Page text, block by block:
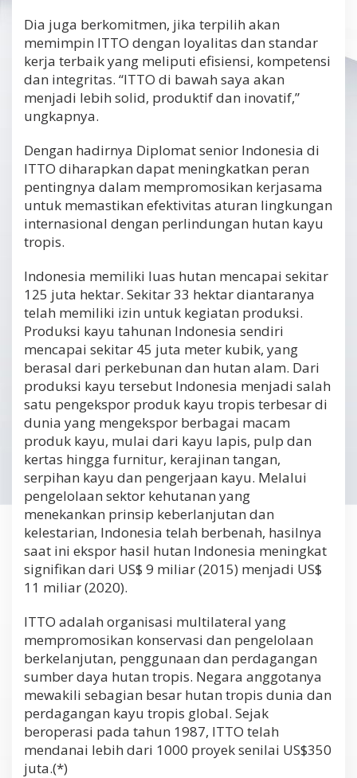
Dia juga berkomitmen, jika terpilih akan
memimpin ITTO dengan loyalitas dan standar
kerja terbaik yang meliputi efisiensi, kompetensi
dan integritas. “ITTO di bawah saya akan
menjadi lebih solid, produktif dan inovatif,”
ungkapnya.
Dengan hadirnya Diplomat senior Indonesia di
ITTO diharapkan dapat meningkatkan peran
pentingnya dalam mempromosikan kerjasama
untuk memastikan efektivitas aturan lingkungan
internasional dengan perlindungan hutan kayu
tropis.
Indonesia memiliki luas hutan mencapai sekitar
125 juta hektar. Sekitar 33 hektar diantaranya
telah memiliki izin untuk kegiatan produksi.
Produksi kayu tahunan Indonesia sendiri
mencapai sekitar 45 juta meter kubik, yang
berasal dari perkebunan dan hutan alam. Dari
produksi kayu tersebut Indonesia menjadi salah
satu pengekspor produk kayu tropis terbesar di
dunia yang mengekspor berbagai macam
produk kayu, mulai dari kayu lapis, pulp dan
kertas hingga furnitur, kerajinan tangan,
serpihan kayu dan pengerjaan kayu. Melalui
pengelolaan sektor kehutanan yang
menekankan prinsip keberlanjutan dan
kelestarian, Indonesia telah berbenah, hasilnya
saat ini ekspor hasil hutan Indonesia meningkat
signifikan dari US$ 9 miliar (2015) menjadi US$
11 miliar (2020).
ITTO adalah organisasi multilateral yang
mempromosikan konservasi dan pengelolaan
berkelanjutan, penggunaan dan perdagangan
sumber daya hutan tropis. Negara anggotanya
mewakili sebagian besar hutan tropis dunia dan
perdagangan kayu tropis global. Sejak
beroperasi pada tahun 1987, ITTO telah
mendanai lebih dari 1000 proyek senilai US$350
juta.(*)